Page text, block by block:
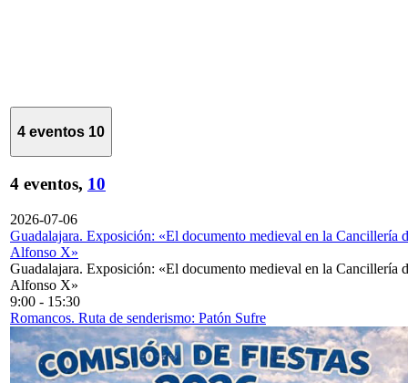
4 eventos 10
4 eventos, 10
2026-07-06
Guadalajara. Exposición: «El documento medieval en la Cancillería
Alfonso X»
Guadalajara. Exposición: «El documento medieval en la Cancillería
Alfonso X»
9:00 - 15:30
Romancos. Ruta de senderismo: Patón Sufre